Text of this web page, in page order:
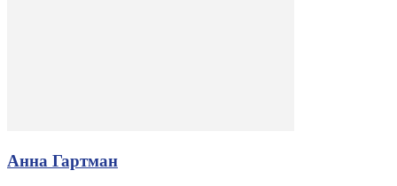
Анна Гартман